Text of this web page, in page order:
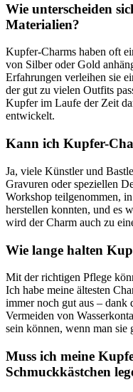
Wie unterscheiden
Materialien?
Kupfer-Charms haben oft
von Silber ‌oder ⁢Gold
Erfahrungen verleihen sie
der⁤ gut zu ‌vielen ​Outfits
Kupfer‍ im Laufe der Zeit
entwickelt.
Kann⁢ ich Kupfer-
Ja, viele Künstler und
Gravuren oder speziellen
Workshop teilgenommen,
herstellen konnten, und es⁣
‍wird‍ der Charm auch zu
Wie lange halten⁣
Mit der‍ richtigen ⁣Pflege‌
Ich habe meine ältesten
immer‍ noch gut aus – dank
Vermeiden von
sein‌ können, wenn ‌man sie
Muss‍ ich meine
Schmuckkästchen